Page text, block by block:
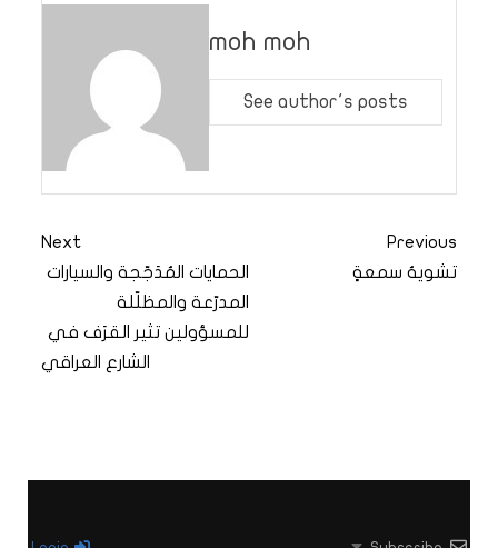
moh moh
See author's posts
Previous
تشويهُ سمعةٍ
Next
الحمايات المُدَجّجة والسيارات
المدرّعة والمظلّلة
للمسؤولين تثير القرَف في
الشارع العراقي